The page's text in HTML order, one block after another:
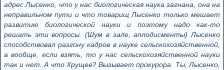
адрес Лысенко, что у нас биологическая наука загнана, она на
неправильном пути и что товарищ Лысенко только мешает
развитию биологической науки и поэтому надо как-то
решать эти вопросы. (Шум в зале, аплодисменты) Лысенко
способствовал разгону кадров в науке сельскохозяйственной,
а вообще, если взять, то у нас сельскохозяйственной науки
так и нет. А что Хрущев? Вызывает прокурора. Ты, Лысенко,